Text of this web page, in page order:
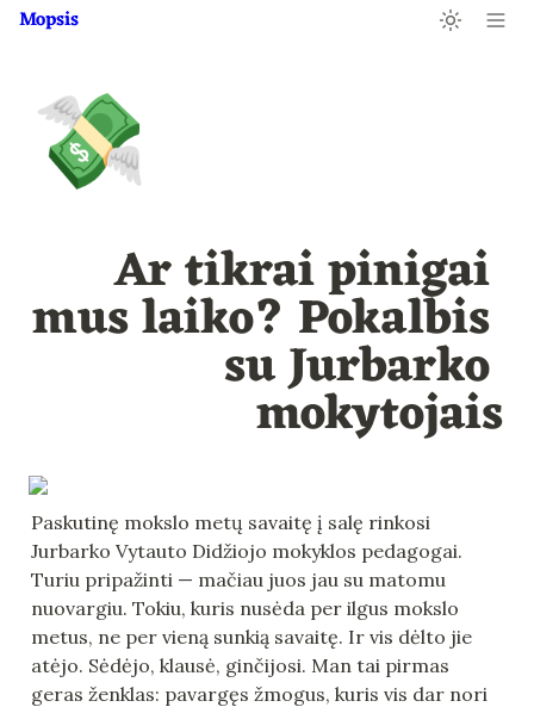
Mopsis
💸
Ar tikrai pinigai
mus laiko? Pokalbis
su Jurbarko
mokytojais
Paskutinę mokslo metų savaitę į salę rinkosi
Jurbarko Vytauto Didžiojo mokyklos pedagogai.
Turiu pripažinti — mačiau juos jau su matomu
nuovargiu. Tokiu, kuris nusėda per ilgus mokslo
metus, ne per vieną sunkią savaitę. Ir vis dėlto jie
atėjo. Sėdėjo, klausė, ginčijosi. Man tai pirmas
geras ženklas: pavargęs žmogus, kuris vis dar nori